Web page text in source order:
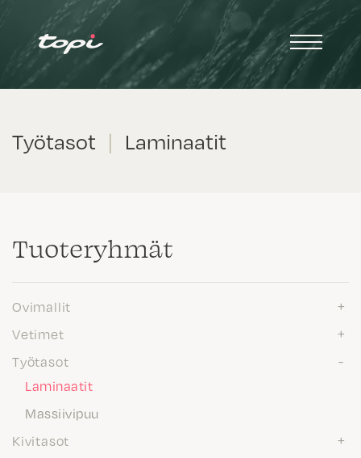
Työtasot | Laminaatit
Tuote­ryhmät
Ovimallit
Vetimet
Työtasot
Laminaatit
Massiivipuu
Kivitasot